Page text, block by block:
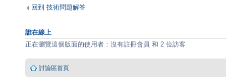
回到 技術問題解答
誰在線上
正在瀏覽這個版面的使用者：沒有註冊會員 和 2 位訪客
討論區首頁